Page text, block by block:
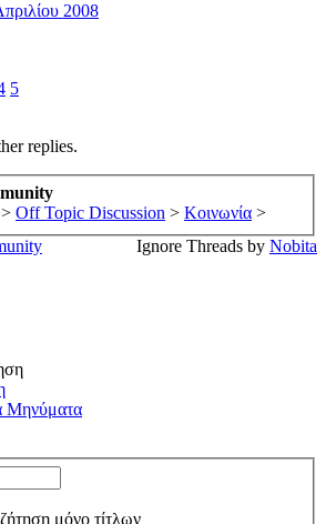
2008
5
replies.
> Off Topic Discussion > Κοινωνία >
Ignore Threads by Nobita
Μηνύματα
μόνο τίτλων